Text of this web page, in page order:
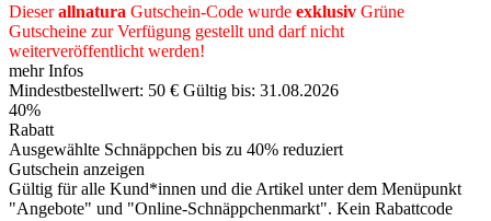
Dieserallnatura Gutschein-Code wurde exklusiv Grüne
Gutscheine zur Verfügung gestellt und darf nicht
weiterveröffentlicht werden!
mehr Infos
Mindestbestellwert: 50 € Gültig bis: 31.08.2026
40%
Rabatt
Ausgewählte Schnäppchen bis zu 40% reduziert
Gutschein anzeigen
Gültig für alle Kund*innen und die Artikel unter dem Menüpunkt
"Angebote" und "Online-Schnäppchenmarkt". Kein Rabattcode